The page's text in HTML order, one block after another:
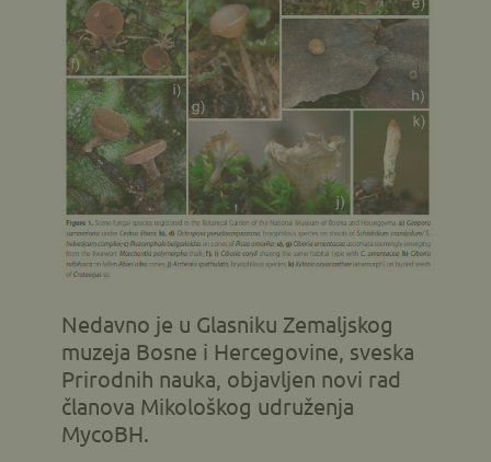
Nedavno je u Glasniku Zemaljskog
muzeja Bosne i Hercegovine, sveska
Prirodnih nauka, objavljen novi rad
članova Mikološkog udruženja
MycoBH.